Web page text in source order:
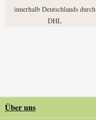
innerhalb Deutschlands durch
DHL
Über uns